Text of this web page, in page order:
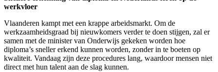
werkvloer
Vlaanderen kampt met een krappe arbeidsmarkt. Om de
werkzaamheidsgraad bij nieuwkomers verder te doen stijgen, zal er
samen met de minister van Onderwijs gekeken worden hoe
diploma’s sneller erkend kunnen worden, zonder in te boeten op
kwaliteit. Vandaag zijn deze procedures lang, waardoor mensen niet
direct met hun talent aan de slag kunnen.